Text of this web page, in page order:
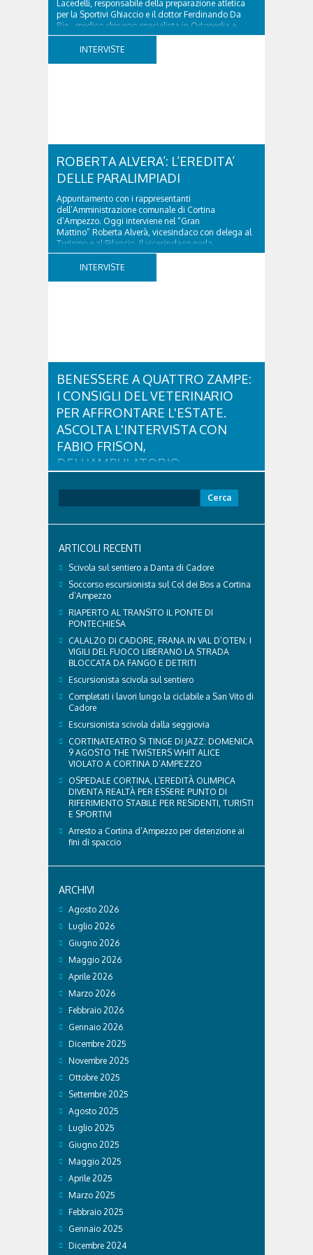
Lacedelli, responsabile della preparazione atletica
per la Sportivi Ghiaccio e il dottor Ferdinando Da
Rin, medico chirurgo specialista in Ortopedia e
Traumatologia di Ospedale Cortina. GVM...
INTERVISTE
ROBERTA ALVERA’: L’EREDITA’
DELLE PARALIMPIADI
Appuntamento con i rappresentanti
dell’Amministrazione comunale di Cortina
d’Ampezzo. Oggi interviene nel “Gran
Mattino” Roberta Alverà, vicesindaco con delega al
Turismo e al Bilancio. Il vicesindaco parla
dell'eredità delle Paralimpiadi Milano Cortina 2026,
di accessibilità e di come...
INTERVISTE
BENESSERE A QUATTRO ZAMPE:
I CONSIGLI DEL VETERINARIO
PER AFFRONTARE L'ESTATE.
ASCOLTA L'INTERVISTA CON
FABIO FRISON,
DELL'AMBULATORIO
con il veterinario di Cortina, che ci ha illustrato i
principali accorgimenti per aiutare i cani ad
affrontare il caldo in sicurezza e benessere...
per:
ARTICOLI RECENTI
Scivola sul sentiero a Danta di Cadore
Soccorso escursionista sul Col dei Bos a Cortina
d’Ampezzo
RIAPERTO AL TRANSITO IL PONTE DI
PONTECHIESA
CALALZO DI CADORE, FRANA IN VAL D’OTEN: I
VIGILI DEL FUOCO LIBERANO LA STRADA
BLOCCATA DA FANGO E DETRITI
Escursionista scivola sul sentiero
Completati i lavori lungo la ciclabile a San Vito di
Cadore
Escursionista scivola dalla seggiovia
CORTINATEATRO SI TINGE DI JAZZ: DOMENICA
9 AGOSTO THE TWISTERS WHIT ALICE
VIOLATO A CORTINA D’AMPEZZO
OSPEDALE CORTINA, L’EREDITÀ OLIMPICA
DIVENTA REALTÀ PER ESSERE PUNTO DI
RIFERIMENTO STABILE PER RESIDENTI, TURISTI
E SPORTIVI
Arresto a Cortina d’Ampezzo per detenzione ai
fini di spaccio
ARCHIVI
Agosto 2026
Luglio 2026
Giugno 2026
Maggio 2026
Aprile 2026
Marzo 2026
Febbraio 2026
Gennaio 2026
Dicembre 2025
Novembre 2025
Ottobre 2025
Settembre 2025
Agosto 2025
Luglio 2025
Giugno 2025
Maggio 2025
Aprile 2025
Marzo 2025
Febbraio 2025
Gennaio 2025
Dicembre 2024